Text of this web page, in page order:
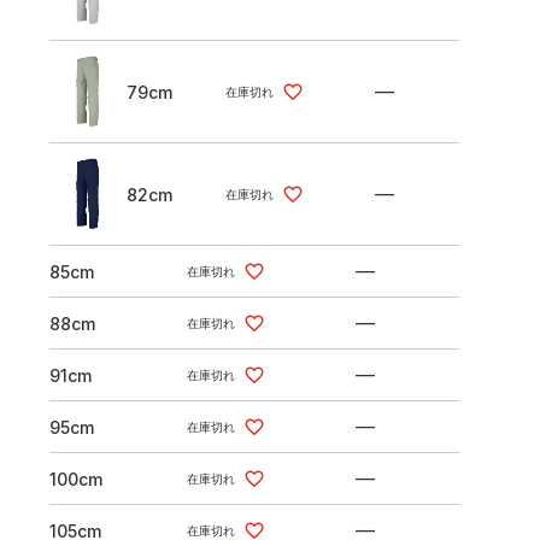
79cm 在庫切れ —
82cm 在庫切れ —
85cm 在庫切れ —
88cm 在庫切れ —
91cm 在庫切れ —
95cm 在庫切れ —
100cm 在庫切れ —
105cm 在庫切れ —